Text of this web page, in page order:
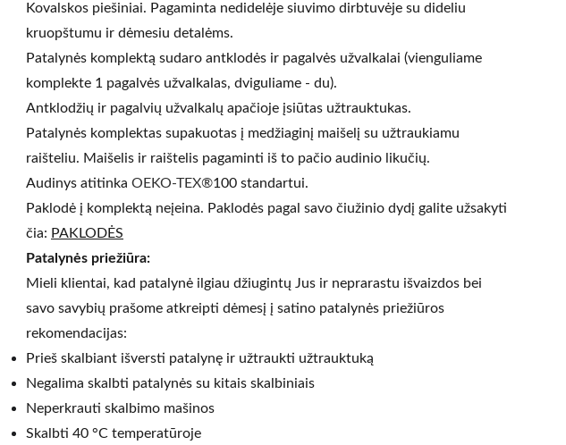
Kovalskos piešiniai. Pagaminta nedidelėje siuvimo dirbtuvėje su dideliu
kruopštumu ir dėmesiu detalėms.
Patalynės komplektą sudaro antklodės ir pagalvės užvalkalai (vienguliame
komplekte 1 pagalvės užvalkalas, dviguliame - du).
Antklodžių ir pagalvių užvalkalų apačioje įsiūtas užtrauktukas.
Patalynės komplektas supakuotas į medžiaginį maišelį su užtraukiamu
raišteliu. Maišelis ir raištelis pagaminti iš to pačio audinio likučių.
Audinys atitinka OEKO-TEX®100 standartui.
Paklodė į komplektą neįeina. Paklodės pagal savo čiužinio dydį galite užsakyti
čia: PAKLODĖS
Patalynės priežiūra:
Mieli klientai, kad patalynė ilgiau džiugintų Jus ir neprarastu išvaizdos bei
savo savybių prašome atkreipti dėmesį į satino patalynės priežiūros
rekomendacijas:
Prieš skalbiant išversti patalynę ir užtraukti užtrauktuką
Negalima skalbti patalynės su kitais skalbiniais
Neperkrauti skalbimo mašinos
Skalbti 40 °C temperatūroje